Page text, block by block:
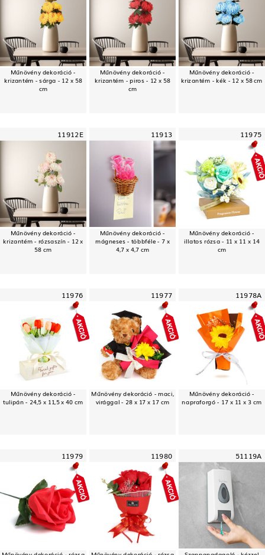
Műnövény dekoráció -
krizantém - sárga - 12 x 58
cm
Műnövény dekoráció -
krizantém - piros - 12 x 58
cm
Műnövény dekoráció -
krizantém - kék - 12 x 58 cm
11912E
Műnövény dekoráció -
krizantém - rózsaszín - 12 x
58 cm
11913
Műnövény dekoráció -
mágneses - többféle - 7 x
4,7 x 4,7 cm
11975
Műnövény dekoráció -
illatos rózsa - 11 x 11 x 14
cm
11976
Műnövény dekoráció -
tulipán - 24,5 x 11,5 x 40 cm
11977
Műnövény dekoráció - maci,
virággal - 28 x 17 x 17 cm
11978A
Műnövény dekoráció -
napraforgó - 17 x 11 x 3 cm
11979 11980 51119A